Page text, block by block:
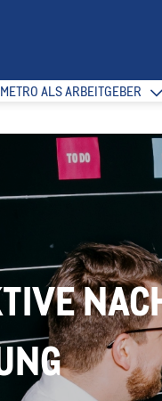
METRO ALS ARBEITGEBER